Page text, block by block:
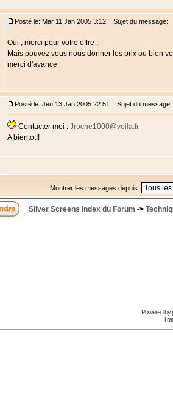
Posté le: Mar 11 Jan 2005 3:12 Sujet du message:
Oui , merci pour votre offre ,
Mais pouvez vous nous donner les prix ou bien
merci d'avance
Posté le: Jeu 13 Jan 2005 22:51 Sujet du message:
Contacter moi : Jroche1000@voila.fr
A bientot!!
Montrer les messages depuis:
Silver Screens Index du Forum ->
Powered by